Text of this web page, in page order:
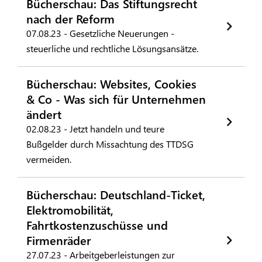
nach der Reform
07.08.23 - Gesetzliche Neuerungen -
steuerliche und rechtliche Lösungsansätze.
Bücherschau: Websites, Cookies
& Co - Was sich für Unternehmen
ändert
02.08.23 - Jetzt handeln und teure
Bußgelder durch Missachtung des TTDSG
vermeiden.
Bücherschau: Deutschland-Ticket,
Elektromobilität,
Fahrtkostenzuschüsse und
Firmenräder
27.07.23 - Arbeitgeberleistungen zur